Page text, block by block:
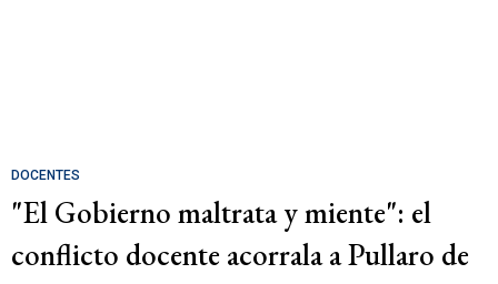
DOCENTES
"El Gobierno maltrata y miente": el
conflicto docente acorrala a Pullaro de